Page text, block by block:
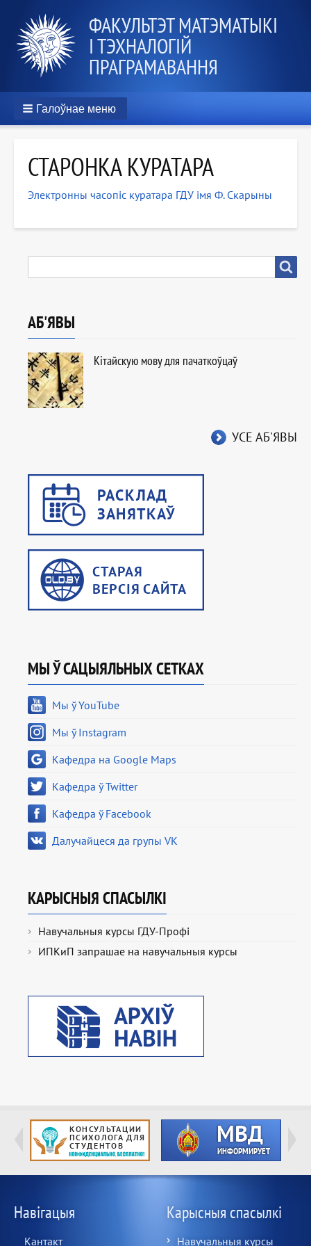
ФАКУЛЬТЭТ МАТЭМАТЫКІ
І ТЭХНАЛОГІЙ
ПРАГРАМАВАННЯ
Галоўнае меню
СТАРОНКА КУРАТАРА
Электронны часопіс куратара ГДУ імя Ф. Скарыны
АБ'ЯВЫ
Кітайскую мову для пачаткоўцаў
УСЕ АБ'ЯВЫ
МЫ Ў САЦЫЯЛЬНЫХ СЕТКАХ
Мы ў YouTube
Мы ў Instagram
Кафедра на Google Maps
Кафедра ў Twitter
Кафедра ў Facebook
Далучайцеся да групы VK
КАРЫСНЫЯ СПАСЫЛКІ
Навучальныя курсы ГДУ-Профі
ИПКиП запрашае на навучальныя курсы
Навігацыя
Кантакт
Карысныя спасылкі
Навучальныя курсы